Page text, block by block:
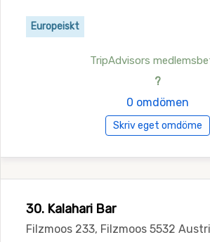
Europeiskt
TripAdvisors
?
0 omdömen
Skriv eget omdöme
30. Kalahari Bar
Filzmoos 233, Filzmoos 5532